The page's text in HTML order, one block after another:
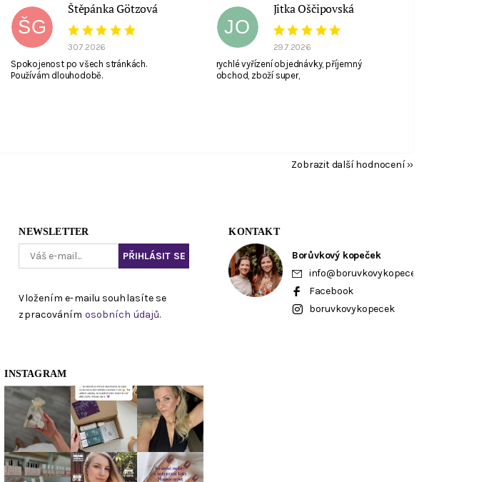
ŠG
Štěpánka Götzová
30.7.2026
Spokojenost po všech stránkách.
Používám dlouhodobě.
JO
Jitka Oščipovská
29.7.2026
rychlé vyřízení objednávky, příjemný
obchod, zboží super,
Zobrazit další hodnocení
NEWSLETTER
Vložením e-mailu souhlasíte se
zpracováním osobních údajů.
KONTAKT
Borůvkový kopeček
info@boruvkovykopecek.cz
Facebook
boruvkovykopecek
INSTAGRAM